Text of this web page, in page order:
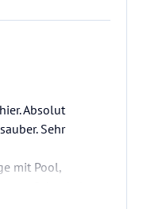
Absolut
Sehr
mit Pool,
Ruhig